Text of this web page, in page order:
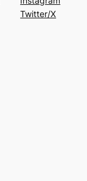
Twitter/X